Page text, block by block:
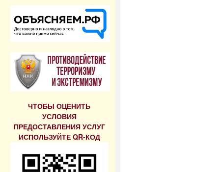
ЧТОБЫ ОЦЕНИТЬ
УСЛОВИЯ
ПРЕДОСТАВЛЕНИЯ УСЛУГ
ИСПОЛЬЗУЙТЕ QR-КОД